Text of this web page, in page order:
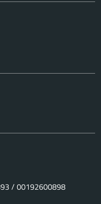
/ 00192600898